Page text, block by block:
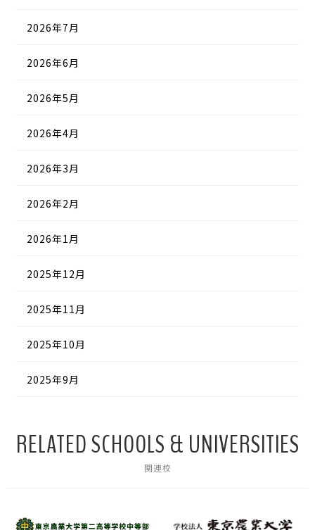
2026年7月
2026年6月
2026年5月
2026年4月
2026年3月
2026年2月
2026年1月
2025年12月
2025年11月
2025年10月
2025年9月
RELATED SCHOOLS & UNIVERSITIES
関連校